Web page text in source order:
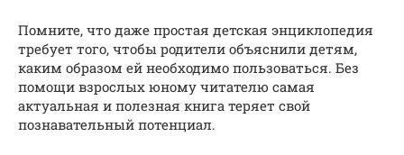
Помните, что даже простая детская энциклопедия
требует того, чтобы родители объяснили детям,
каким образом ей необходимо пользоваться. Без
помощи взрослых юному читателю самая
актуальная и полезная книга теряет свой
познавательный потенциал.